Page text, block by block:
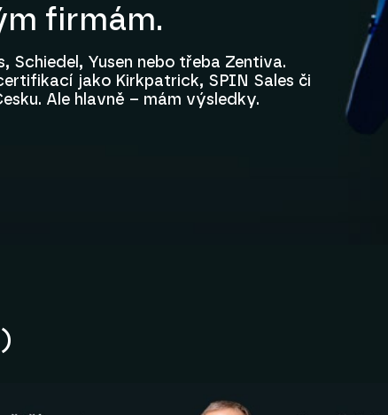
firmám.
Schiedel, Yusen nebo třeba Zentiva.
jako Kirkpatrick, SPIN Sales či
Ale hlavně – mám výsledky.